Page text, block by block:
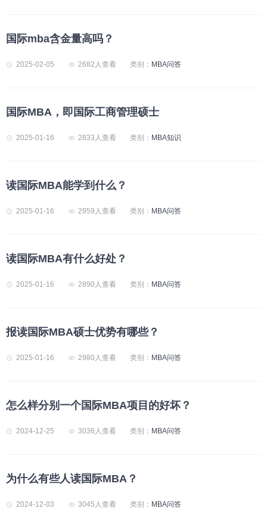
国际mba含金量高吗？
2025-02-05 2682人查看 类别： MBA问答
国际MBA，即国际工商管理硕士
2025-01-16 2833人查看 类别： MBA知识
读国际MBA能学到什么？
2025-01-16 2959人查看 类别： MBA问答
读国际MBA有什么好处？
2025-01-16 2890人查看 类别： MBA问答
报读国际MBA硕士优势有哪些？
2025-01-16 2980人查看 类别： MBA问答
怎么样分别一个国际MBA项目的好坏？
2024-12-25 3036人查看 类别： MBA问答
为什么有些人读国际MBA？
2024-12-03 3045人查看 类别： MBA问答